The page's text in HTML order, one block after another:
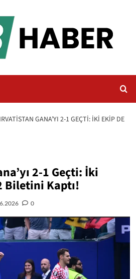
GANA’YI 2-1 GEÇTI: İKI EKIP DE
2-1 Geçti: İki
Biletini Kaptı!
0